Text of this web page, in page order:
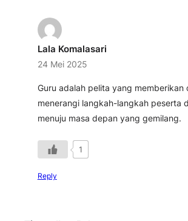
Lala Komalasari
24 Mei 2025
Guru adalah pelita yang memberikan
menerangi langkah-langkah peserta
menuju masa depan yang gemilang.
1
Reply